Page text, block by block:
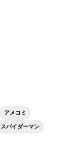
アメコミ
スパイダーマン